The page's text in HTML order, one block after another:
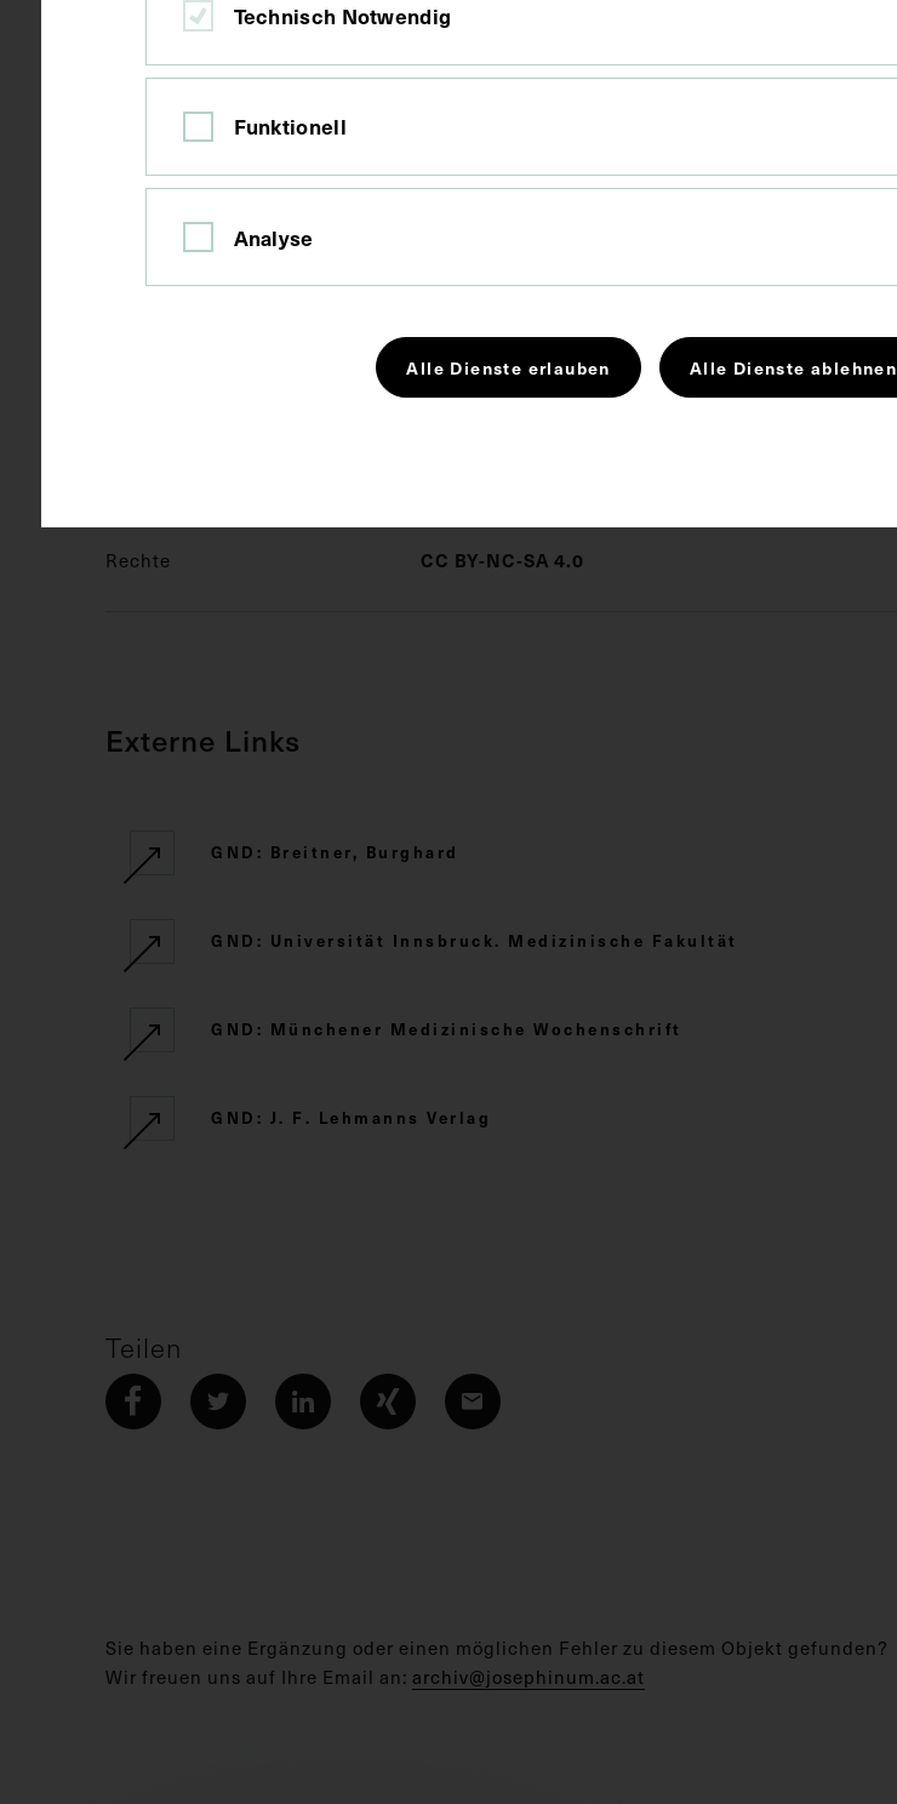
Technik Druck
Maße Bildmaß 24,5 x 15,9 cm
1956, Bl. 626.
Rechte CC BY-NC-SA 4.0
Externe Links
GND: Breitner, Burghard
GND: Universität Innsbruck. Medizinische Fakultät
GND: Münchener Medizinische Wochenschrift
GND: J. F. Lehmanns Verlag
Teilen
Sie haben eine Ergänzung oder einen möglichen Fehler zu diesem Objekt gefunden?
Wir freuen uns auf Ihre Email an: archiv@josephinum.ac.at
Technisch Notwendig
Funktionell
Analyse
Alle Dienste erlauben Alle Dienste ablehnen